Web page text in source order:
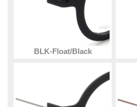
BLK-Float/Black